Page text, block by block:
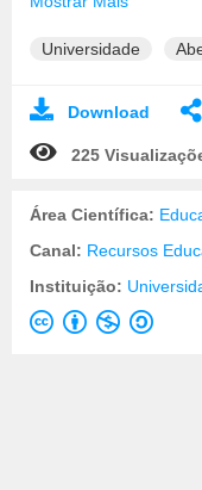
Universidade
Download
225
Área Científica:
Canal: Recursos
Instituição: